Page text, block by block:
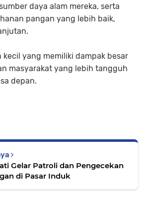
daya alam mereka, serta
pangan yang lebih baik,
kecil yang memiliki dampak besar
masyarakat yang lebih tangguh
depan.
Gelar Patroli dan Pengecekan
di Pasar Induk